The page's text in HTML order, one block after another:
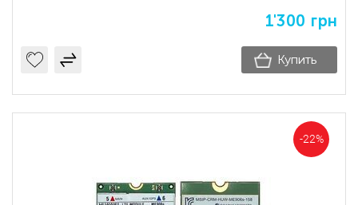
1'300 грн
Купить
-22%